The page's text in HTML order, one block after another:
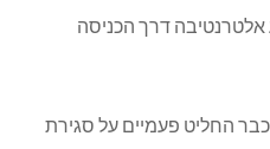
דרך הכניסה
שכבר החליט פעמיים על סגירת